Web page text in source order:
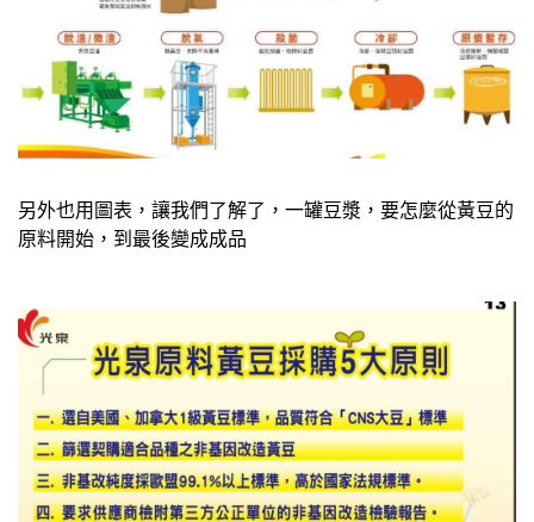
另外也用圖表，讓我們了解了，一罐豆漿，要怎麼從黃豆的
原料開始，到最後變成成品